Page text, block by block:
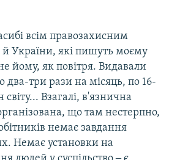
всім правозахисним
й України, які пишуть моєму
йому, як повітря. Видавали
два-три рази на місяць, по 16-
світу... Взагалі, в'язнична
що там нестерпно,
немає завдання
Немає установки на